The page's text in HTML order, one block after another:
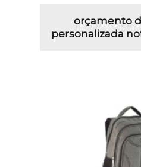
orçamento
personalizada